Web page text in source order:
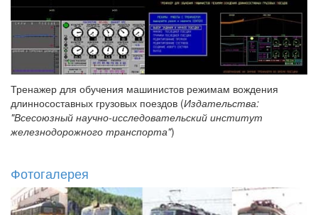
Тренажер для обучения машинистов режимам вождения
длинносоставных грузовых поездов (Издательства:
"Всесоюзный научно-исследовательский институт
железнодорожного транспорта")
Фотогалерея